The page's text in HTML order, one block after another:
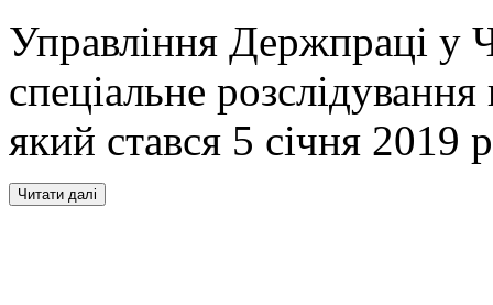
Управління Держпраці у
спеціальне
який стався 5 січня 2019